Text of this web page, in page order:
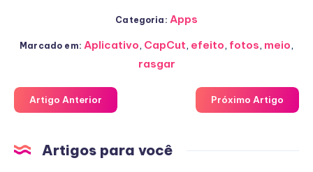
Categoria: Apps
Marcado em: Aplicativo, CapCut, efeito, fotos, meio,
rasgar
Artigo Anterior Próximo Artigo
Artigos para você